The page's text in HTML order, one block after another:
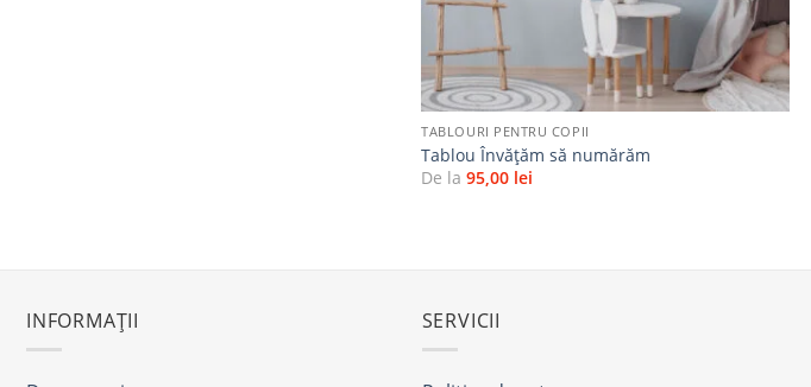
TABLOURI PENTRU COPII
Tablou Învățăm să numărăm
De la95,00 lei
INFORMAȚII SERVICII